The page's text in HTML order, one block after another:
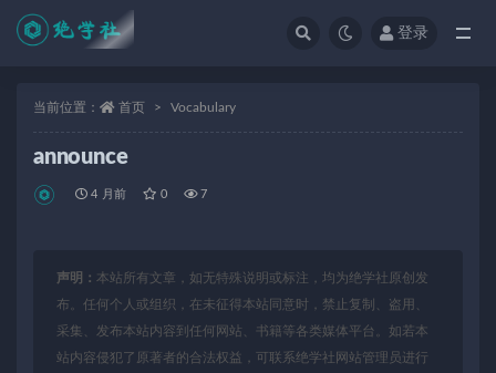
登录
当前位置： 首页 Vocabulary
announce
4 月前 0 7
声明： 本站所有文章，如无特殊说明或标注，均为绝学社原创发
布。任何个人或组织，在未征得本站同意时，禁止复制、盗用、
采集、发布本站内容到任何网站、书籍等各类媒体平台。如若本
站内容侵犯了原著者的合法权益，可联系绝学社网站管理员进行